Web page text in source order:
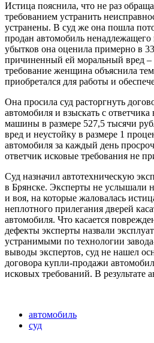
Истица пояснила, что не раз
требованием устранить
устранены. В суд же она пошла
продан автомобиль
убытков она оценила примерно в
причиненный ей моральный вред –
требование женщина объяснила
приобретался для работы и
Она просила суд расторгнуть
автомобиля и взыскать с ответчика
машины в размере 527,5 тысячи
вред и неустойку в размере 1
автомобиля за каждый день
ответчик исковые требования не
Суд назначил автотехническую
в Брянске. Эксперты не услышали
и воя, на которые жаловалась
неплотного прилегания дверей
автомобиля. Что касается
дефекты эксперты назвали
устранимыми по технологии
выводы экспертов, суд не нашел
договора купли-продажи
исковых требований. В результате
автомобиль
суд